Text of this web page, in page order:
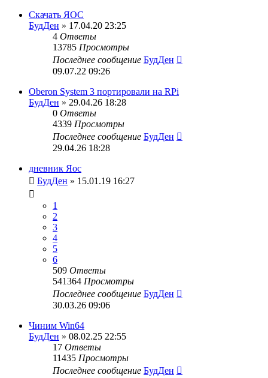
Скачать ЯОС
БудДен » 17.04.20 23:25
4 Ответы
13785 Просмотры
Последнее сообщение БудДен
09.07.22 09:26
Oberon System 3 портировали на RPi
БудДен » 29.04.26 18:28
0 Ответы
4339 Просмотры
Последнее сообщение БудДен
29.04.26 18:28
дневник Яос
БудДен » 15.01.19 16:27
1
2
3
4
5
6
509 Ответы
541364 Просмотры
Последнее сообщение БудДен
30.03.26 09:06
Чиним Win64
БудДен » 08.02.25 22:55
17 Ответы
11435 Просмотры
Последнее сообщение БудДен